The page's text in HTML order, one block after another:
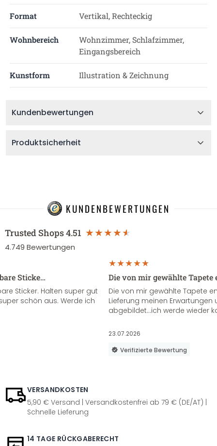
Format Vertikal, Rechteckig
Wohnbereich
Wohnzimmer, Schlafzimmer,
Eingangsbereich
Kunstform Illustration & Zeichnung
Kundenbewertungen
Produktsicherheit
KUNDENBEWERTUNGEN
Trusted Shops4.51
4.749 Bewertungen
Sticke…
Sticker. Halten super gut
schön aus. Werde ich
Die von mir gewählte
Die von mir gewählte Tapete
Lieferung meinen Erwartungen
abgebildet...ich werde wieder
23.07.2026
Verifizierte Bewertung
VERSANDKOSTEN
5,90 € Versand | Versandkostenfrei ab 79 € (DE/AT) |
Schnelle Lieferung
14 TAGE RÜCKGABERECHT